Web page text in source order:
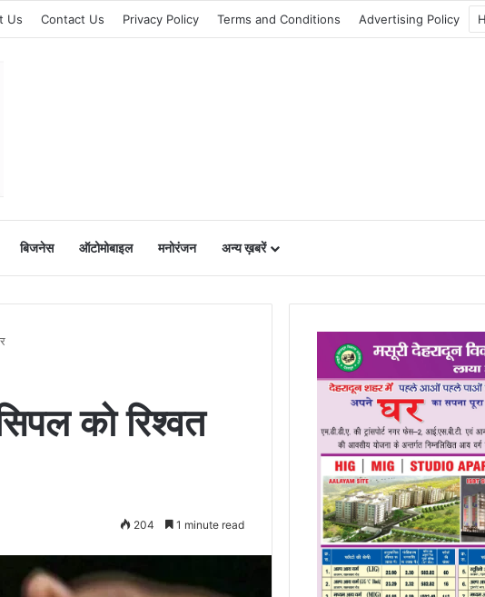
Us Contact Us Privacy Policy Terms and Conditions Advertising Policy
बिजनेस ऑटोमोबाइल मनोरंजन अन्य ख़बरें
को रिश्वत
204 1 minute read